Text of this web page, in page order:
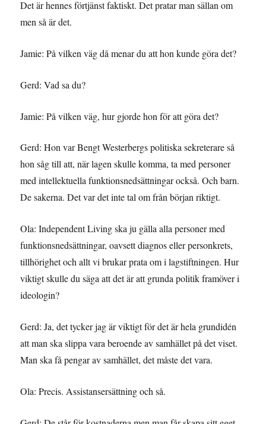
Det är hennes förtjänst faktiskt. Det pratar man sällan om
men så är det.
Jamie: På vilken väg då menar du att hon kunde göra det?
Gerd: Vad sa du?
Jamie: På vilken väg, hur gjorde hon för att göra det?
Gerd: Hon var Bengt Westerbergs politiska sekreterare så
hon såg till att, när lagen skulle komma, ta med personer
med intellektuella funktionsnedsättningar också. Och barn.
De sakerna. Det var det inte tal om från början riktigt.
Ola: Independent Living ska ju gälla alla personer med
funktionsnedsättningar, oavsett diagnos eller personkrets,
tillhörighet och allt vi brukar prata om i lagstiftningen. Hur
viktigt skulle du säga att det är att grunda politik framöver i
ideologin?
Gerd: Ja, det tycker jag är viktigt för det är hela grundidén
att man ska slippa vara beroende av samhället på det viset.
Man ska få pengar av samhället, det måste det vara.
Ola: Precis. Assistansersättning och så.